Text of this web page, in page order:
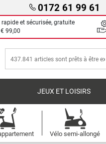
0172 61 99 61
rapide et sécurisée, gratuite
€ 99,00
JEUX ET LOISIRS
Vélo semi-allongé